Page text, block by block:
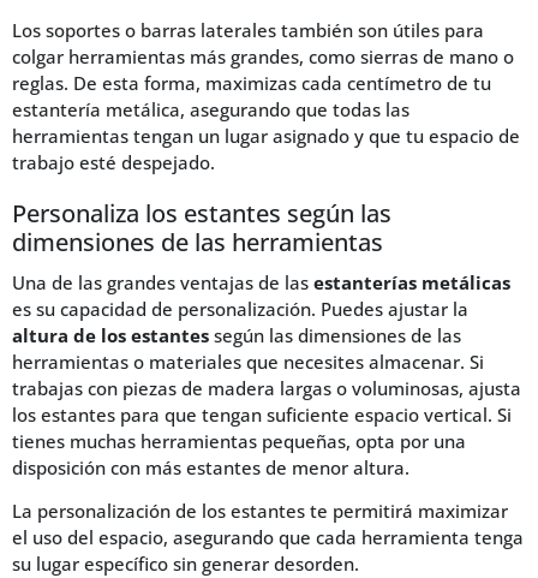
Los soportes o barras laterales también son útiles para
colgar herramientas más grandes, como sierras de mano o
reglas. De esta forma, maximizas cada centímetro de tu
estantería metálica, asegurando que todas las
herramientas tengan un lugar asignado y que tu espacio de
trabajo esté despejado.
Personaliza los estantes según las
dimensiones de las herramientas
Una de las grandes ventajas de las estanterías metálicas
es su capacidad de personalización. Puedes ajustar la
altura de los estantes según las dimensiones de las
herramientas o materiales que necesites almacenar. Si
trabajas con piezas de madera largas o voluminosas, ajusta
los estantes para que tengan suficiente espacio vertical. Si
tienes muchas herramientas pequeñas, opta por una
disposición con más estantes de menor altura.
La personalización de los estantes te permitirá maximizar
el uso del espacio, asegurando que cada herramienta tenga
su lugar específico sin generar desorden.